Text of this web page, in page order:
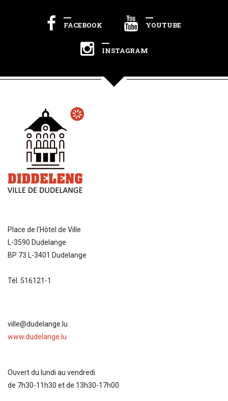
FACEBOOK YOUTUBE
INSTAGRAM
Place de l'Hôtel de Ville
L-3590 Dudelange
BP 73 L-3401 Dudelange
Tél. 516121-1
ville@dudelange.lu
www.dudelange.lu
Ouvert du lundi au vendredi
de 7h30-11h30 et de 13h30-17h00